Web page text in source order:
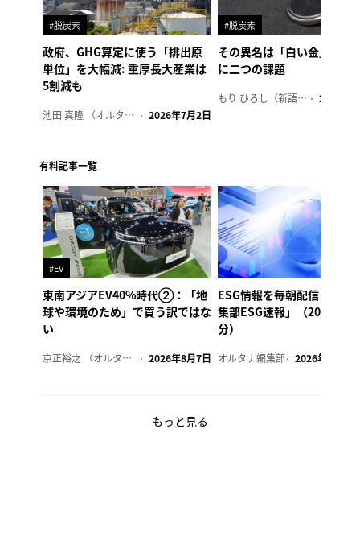
#脱炭素
政府、GHG算定に使う「排出原
単位」を大幅減: 重厚長大産業は
5割減も
池田 真隆 （オルタナ輪番編集長） 2026年7月2日
#脱炭素
その異名は「白い金」、リ
に二つの課題
もり ひろし（新語ウォッチャー） 2023年7
有料記事一覧
#EV
東南アジアEV40%時代②：「地
球や環境のため」で買う訳ではな
い
京正裕之 （オルタナ副編集長） 2026年8月7日
ESG情報を毎朝配信「オル
集部ESG速報」（2026年8
分）
オルタナ編集部 2026年8月7日
もっと見る